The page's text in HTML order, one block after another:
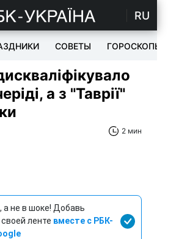
RU
СОВЕТЫ ГОРОСКОПЫ
а з "Таврії"
2 мин
а не в шоке! Добавь
ленте вместе с РБК-